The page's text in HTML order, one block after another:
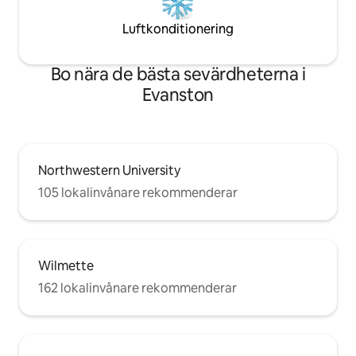
Luftkonditionering
Bo nära de bästa sevärdheterna i
Evanston
Northwestern University
105 lokalinvånare rekommenderar
Wilmette
162 lokalinvånare rekommenderar